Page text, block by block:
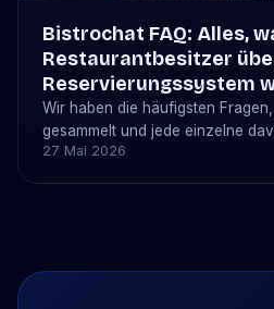
Bistrochat FAQ: Alles,
Restaurantbesitzer
Reservierungssystem
Wir haben die häufigsten
gesammelt und jede einzelne
27 Mai 2026